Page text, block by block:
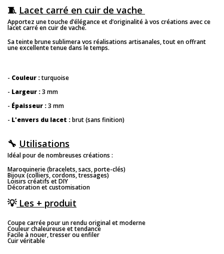
🧵 Lacet carré en cuir de vache
Apportez une touche d’élégance et d’originalité à vos créations avec ce
lacet carré en cuir de vache.
Sa teinte brune sublimera vos réalisations artisanales, tout en offrant
une excellente tenue dans le temps.
- Couleur :turquoise
- Largeur :3 mm
- Épaisseur :3 mm
- L'envers du lacet :brut (sans finition)
🔧 Utilisations
Idéal pour de nombreuses créations :
Maroquinerie (bracelets, sacs, porte-clés)
Bijoux (colliers, cordons, tressages)
Loisirs créatifs et DIY
Décoration et customisation
💡Les + produit
Coupe carrée pour un rendu original et moderne
Couleur chaleureuse et tendance
Facile à nouer, tresser ou enfiler
Cuir véritable